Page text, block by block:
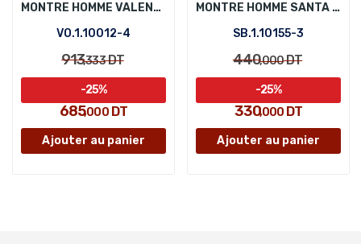
MONTRE HOMME VALENTINO ORLANDI VO.1.10012-4
VO.1.10012-4
913,333DT
685,000DT
-25%
Ajouter au panier
MONTRE HOMME SANTA BARBARA POLO SB.1.10155-3
SB.1.10155-3
440,000DT
330,000 DT
-25%
Ajouter au panier